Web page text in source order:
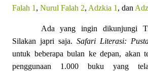
Falah 1 , Nurul Falah 2, Adzkia 1 , dan
Ada yang ingin dikunjungi
Silakan japri saja. Safari Literasi:
untuk beberapa bulan ke depan, akan
penggunaan 1.000 buku yang